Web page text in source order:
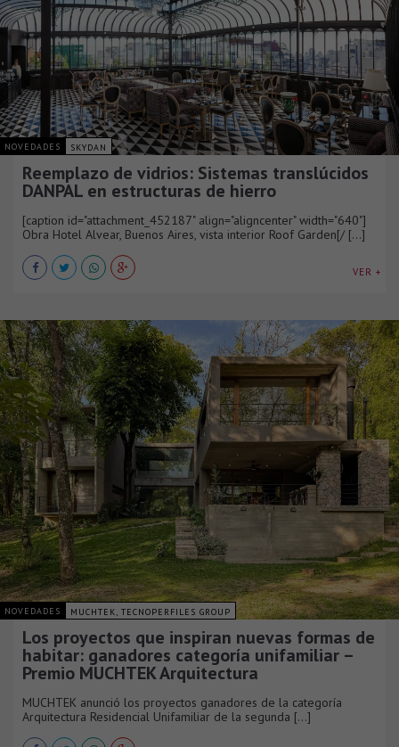
NOVEDADES SKYDAN
Reemplazo de vidrios: Sistemas translúcidos
DANPAL en estructuras de hierro
[caption id="attachment_452187" align="aligncenter" width="640"]
Obra Hotel Alvear, Buenos Aires, vista interior Roof Garden[/ [...]
VER +
NOVEDADES MUCHTEK, TECNOPERFILES GROUP
Los proyectos que inspiran nuevas formas de
habitar: ganadores categoría unifamiliar –
Premio MUCHTEK Arquitectura
MUCHTEK anunció los proyectos ganadores de la categoría
Arquitectura Residencial Unifamiliar de la segunda [...]